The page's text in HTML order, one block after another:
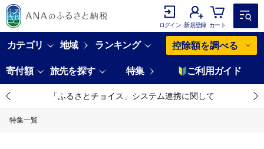
ログイン 新規登録 カート
カテゴリ 地域 ランキング 控除額を調べる
寄付額 旅先を探す 特集 ご利用ガイド
「ふるさとチョイス」システム連携に関して
特集一覧